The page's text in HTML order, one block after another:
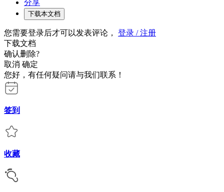
分享
下载本文档
您需要登录后才可以发表评论， 登录 / 注册
下载文档
确认删除?
取消 确定
您好，有任何疑问请与我们联系！
签到
收藏